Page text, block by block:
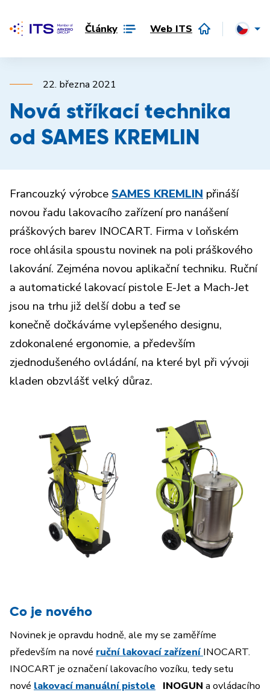
Články Web ITS
22. března 2021
Nová stříkací technika
od SAMES KREMLIN
Francouzký výrobceSAMES KREMLIN přináší
novou řadu lakovacího zařízení pro nanášení
práškových barev INOCART. Firma v loňském
roce ohlásila spoustu novinek na poli práškového
lakování. Zejména novou aplikační techniku. Ruční
a automatické lakovací pistole E-Jet a Mach-Jet
jsou na trhu již delší dobu a teď se
konečně dočkáváme vylepšeného designu,
zdokonalené ergonomie, a především
zjednodušeného ovládání, na které byl při vývoji
kladen obzvlášť velký důraz.
Co je nového
Novinek je opravdu hodně, ale my se zaměříme
především na nové ruční lakovací zařízeníINOCART.
INOCART je označení lakovacího vozíku, tedy setu
nové lakovací manuální pistole INOGUN a ovládacího